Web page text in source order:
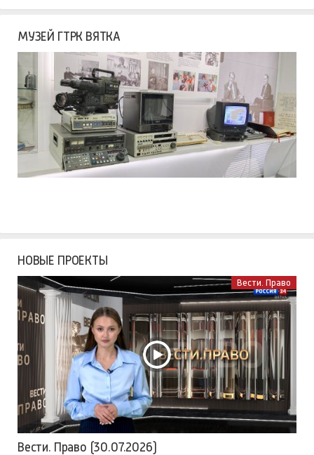
МУЗЕЙ ГТРК ВЯТКА
НОВЫЕ ПРОЕКТЫ
Вести. Право
Вести. Право (30.07.2026)